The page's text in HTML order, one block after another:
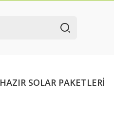
HAZIR SOLAR PAKETLERİ